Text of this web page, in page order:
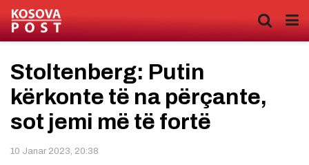
Stoltenberg: Putin
kërkonte të na përçante,
sot jemi më të fortë
10 Janar 2023, 20:38